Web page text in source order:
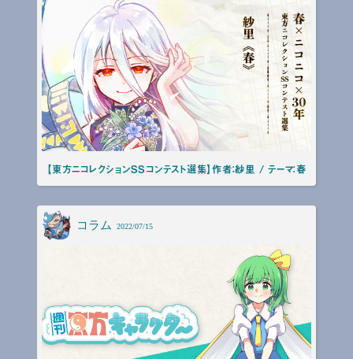
【東方ニコレクションSSコンテスト選集】作者：紗里 / テーマ：春
コラム 2022/07/15